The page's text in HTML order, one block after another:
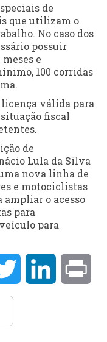
de
que utilizam o
No caso dos
possuir
e
100 corridas
válida para
fiscal
de
Lula da Silva
nova linha de
e motociclistas
ampliar o acesso
para
para
Twitter LinkedIn